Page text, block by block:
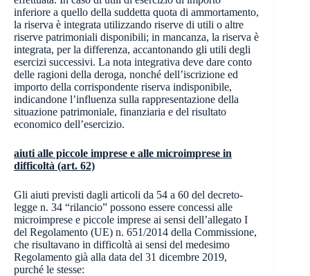
inferiore a quello della suddetta quota di ammortamento,
la riserva è integrata utilizzando riserve di utili o altre
riserve patrimoniali disponibili; in mancanza, la riserva è
integrata, per la differenza, accantonando gli utili degli
esercizi successivi. La nota integrativa deve dare conto
delle ragioni della deroga, nonché dell’iscrizione ed
importo della corrispondente riserva indisponibile,
indicandone l’influenza sulla rappresentazione della
situazione patrimoniale, finanziaria e del risultato
economico dell’esercizio.
aiuti alle piccole imprese e alle microimprese in
difficoltà (art. 62)
Gli aiuti previsti dagli articoli da 54 a 60 del decreto-
legge n. 34 “rilancio” possono essere concessi alle
microimprese e piccole imprese ai sensi dell’allegato I
del Regolamento (UE) n. 651/2014 della Commissione,
che risultavano in difficoltà ai sensi del medesimo
Regolamento già alla data del 31 dicembre 2019,
purché le stesse: